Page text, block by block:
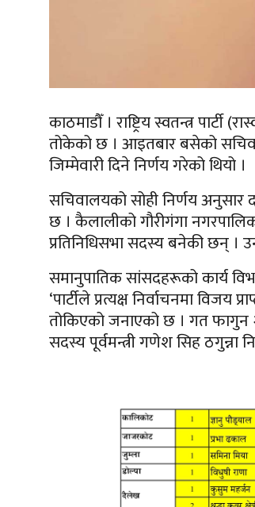
काठमाडौँ । राष्ट्रिय स्वतन्त्र पार्टी
तोकेको छ । आइतबार बसेको
जिम्मेवारी दिने निर्णय गरेको थियो ।
सचिवालयको सोही निर्णय अनुसार
छ । कैलालीको गौरीगंगा
प्रतिनिधिसभा सदस्य बनेकी छन् ।
समानुपातिक सांसदहरूको कार्य
‘पार्टीले प्रत्यक्ष निर्वाचनमा
तोकिएको जनाएको छ । गत फागुन
सदस्य पूर्वमन्त्री गणेश सिह ठगुन्ना